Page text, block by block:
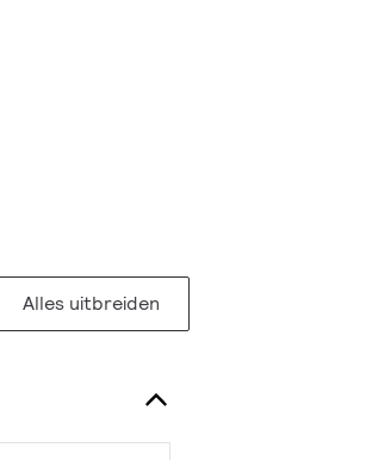
Alles uitbreiden